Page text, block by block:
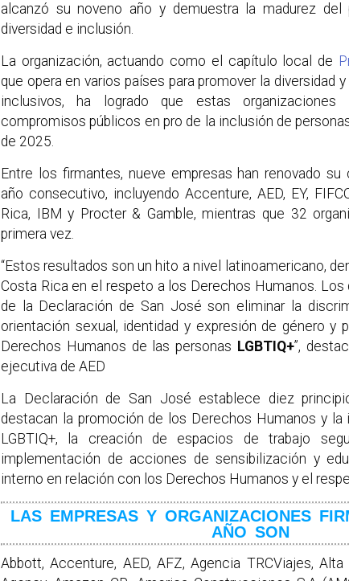
alcanzó su noveno año y demuestra la madurez
diversidad e inclusión.
La organización, actuando como el capítulo local de
que opera en varios países para promover la diversidad
inclusivos, ha logrado que estas
compromisos públicos en pro de la inclusión de
de 2025.
Entre los firmantes, nueve empresas han renovado
año consecutivo, incluyendo Accenture, AED, EY,
Rica, IBM y Procter & Gamble, mientras que 32
primera vez.
“Estos resultados son un hito a nivel latinoamericano,
Costa Rica en el respeto a los Derechos Humanos.
de la Declaración de San José son eliminar la
orientación sexual, identidad y expresión de género y
Derechos Humanos de las personas LGBTIQ+”,
ejecutiva de AED
La Declaración de San José establece diez
destacan la promoción de los Derechos Humanos y la
LGBTIQ+, la creación de espacios de trabajo
implementación de acciones de sensibilización y
interno en relación con los Derechos Humanos y el
LAS EMPRESAS Y ORGANIZACIONES
AÑO SON
Abbott, Accenture, AED, AFZ, Agencia TRCViajes, Alta